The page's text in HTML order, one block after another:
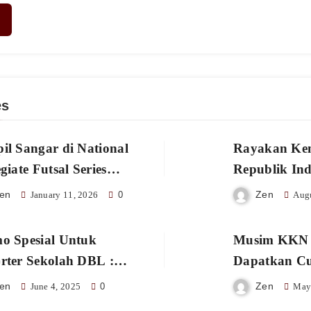
Sangar di National
Futsal Series
2026 : Promo Jersey
January 11, 2026 0
Rayakan
Republik
Promo
Zen
Spesial Untuk
Sekolah DBL :
Basket DBL 2025
June 4, 2025 0
Musim KKN
Dapatkan
Termurah
Zen